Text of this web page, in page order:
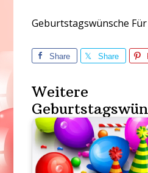
Geburtstagswünsche
Share Share
Weitere